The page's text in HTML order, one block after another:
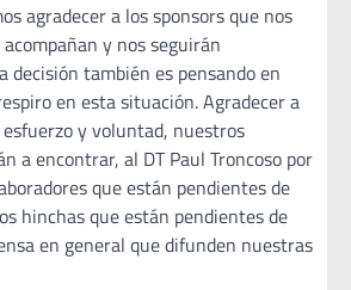
agradecer a los sponsors que nos
y nos seguirán
decisión también es pensando en
en esta situación. Agradecer a
y voluntad, nuestros
a encontrar, al DT Paul Troncoso por
que están pendientes de
hinchas que están pendientes de
en general que difunden nuestras